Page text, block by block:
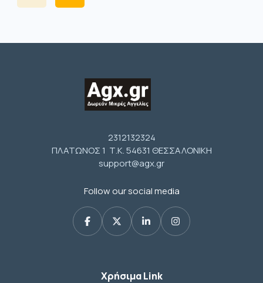
2312132324
ΠΛΑΤΩΝΟΣ 1 Τ.Κ. 54631 ΘΕΣΣΑΛΟΝΙΚΗ
support@agx.gr
Follow our social media
Χρήσιμα Link